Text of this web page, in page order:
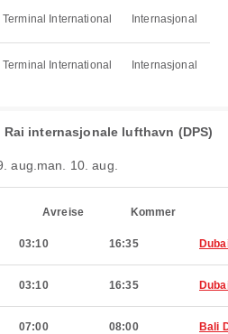
Terminal International Internasjonal
Terminal International Internasjonal
internasjonale lufthavn (DPS)
aug. man. 10. aug.
Avreise Kommer
03:10 16:35
03:10 16:35
07:00 08:00 Bali